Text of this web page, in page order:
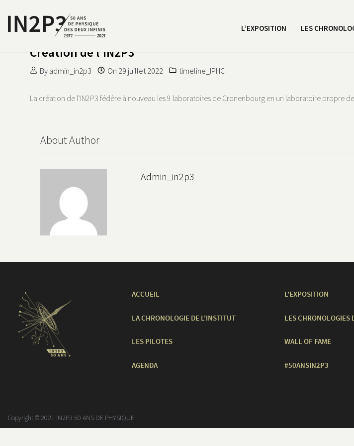
Skip to content
50 ANS DE PHYSIQUE
DEUX INFINIS
L’EXPOSITION LES
Création de l’IN2P3
By admin_in2p3 On 29 juillet 2022 timeline_IPHC
La création de l’IN2P3 fédère à nouveau les 9 laboratoires de Cronenbourg en un laboratoire propre
About Author
Admin_in2p3
ACCUEIL L'EXPOSITION
LA CHRONOLOGIE DE L'INSTITUT LES CHRONOLOGIES
LES PILOTES WALL OF FAME
AGENDA #50ANSIN2P3
Copyright © 2021 IN2P3 50 ANS DE PHYSIQUE